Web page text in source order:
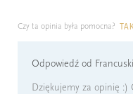
Czy ta opinia była pomocna?
Odpowiedź od
Dziękujemy za opinię :)